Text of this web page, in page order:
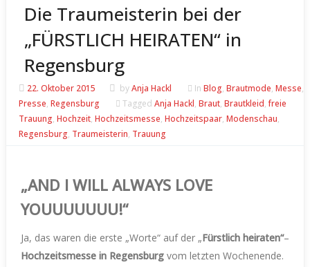
Die Traumeisterin bei der
„FÜRSTLICH HEIRATEN“ in
Regensburg
22. Oktober 2015 byAnja Hackl In Blog, Brautmode, Messe,
Presse, Regensburg Tagged Anja Hackl, Braut, Brautkleid,freie
Trauung, Hochzeit, Hochzeitsmesse, Hochzeitspaar, Modenschau,
Regensburg, Traumeisterin, Trauung
„AND I WILL ALWAYS LOVE
YOUUUUUUU!“
Ja, das waren die erste „Worte“ auf der „Fürstlich heiraten“–
Hochzeitsmesse in Regensburg vom letzten Wochenende.